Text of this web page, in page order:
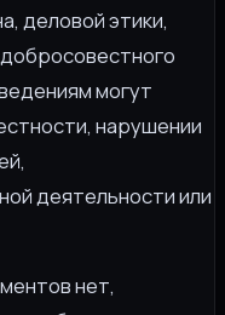
деловой этики,
могут
нарушении
деятельности или
нет,